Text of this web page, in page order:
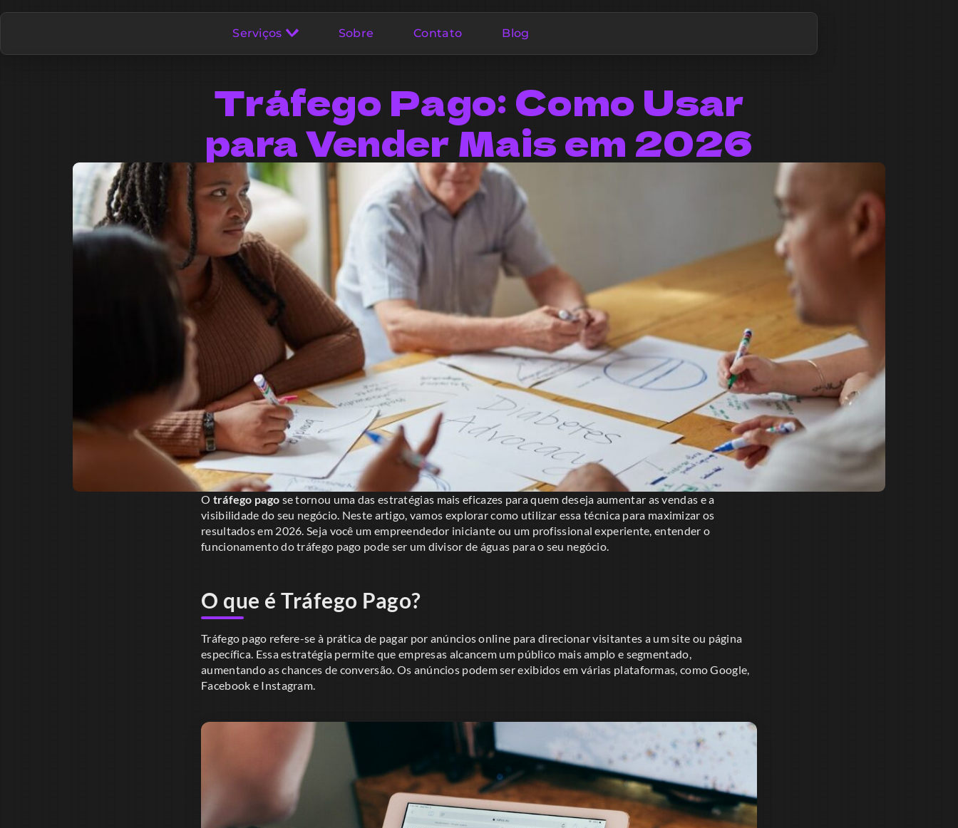
Serviços Sobre Contato Blog
Tráfego Pago: Como Usar
para Vender Mais em 2026
O tráfego pago se tornou uma das estratégias mais eficazes para quem deseja aumentar as vendas e a
visibilidade do seu negócio. Neste artigo, vamos explorar como utilizar essa técnica para maximizar os
resultados em 2026. Seja você um empreendedor iniciante ou um profissional experiente, entender o
funcionamento do tráfego pago pode ser um divisor de águas para o seu negócio.
O que é Tráfego Pago?
Tráfego pago refere-se à prática de pagar por anúncios online para direcionar visitantes a um site ou página
específica. Essa estratégia permite que empresas alcancem um público mais amplo e segmentado,
aumentando as chances de conversão. Os anúncios podem ser exibidos em várias plataformas, como Google,
Facebook e Instagram.